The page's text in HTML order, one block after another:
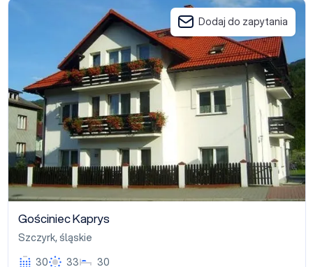
Dodaj do zapytania
Gościniec Kaprys
Szczyrk, śląskie
30
33
30